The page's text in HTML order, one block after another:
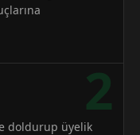
2
doldurup üyelik